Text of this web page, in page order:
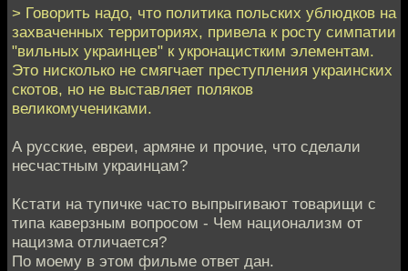
> Говорить надо, что политика польских ублюдков на
захваченных территориях, привела к росту симпатии
"вильных украинцев" к укронацистким элементам.
Это нисколько не смягчает преступления украинских
скотов, но не выставляет поляков
великомучениками.
А русские, евреи, армяне и прочие, что сделали
несчастным украинцам?
Кстати на тупичке часто выпрыгивают товарищи с
типа каверзным вопросом - Чем национализм от
нацизма отличается?
По моему в этом фильме ответ дан.